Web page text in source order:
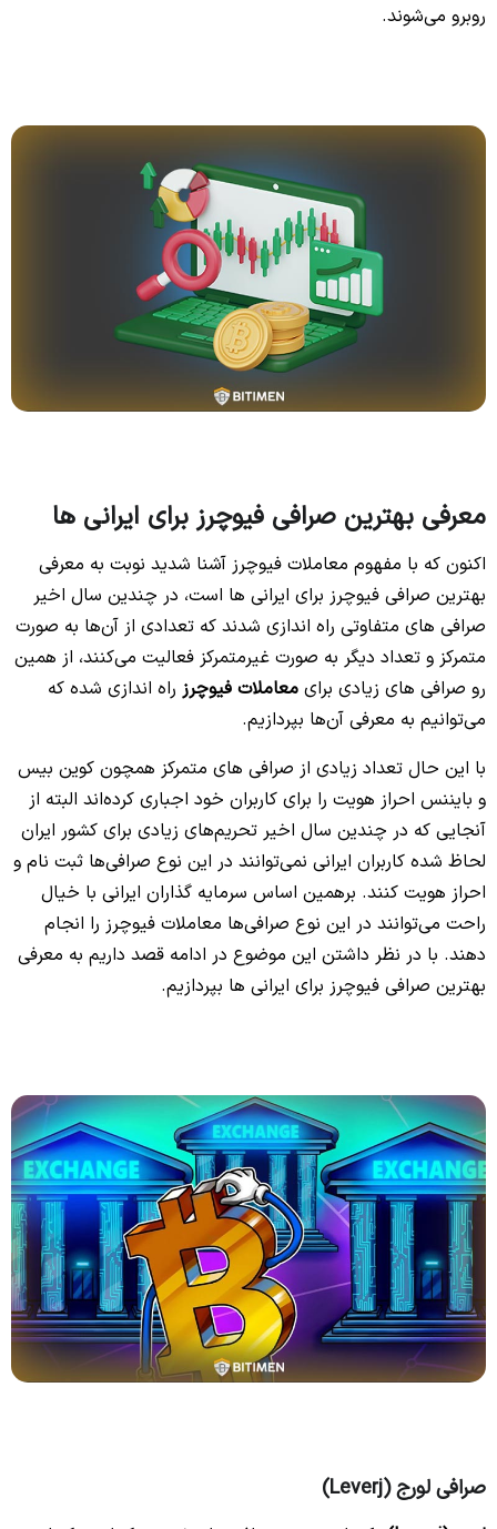
روبرو می‌شوند.
معرفی بهترین صرافی فیوچرز برای ایرانی ها
اکنون که با مفهوم معاملات فیوچرز آشنا شدید نوبت به معرفی
بهترین صرافی فیوچرز برای ایرانی ها است، در چندین سال اخیر
صرافی های متفاوتی راه اندازی شدند که تعدادی از آن‌ها به صورت
متمرکز و تعداد دیگر به صورت غیرمتمرکز فعالیت می‌کنند، از همین
رو صرافی های زیادی برای معاملات فیوچرز راه اندازی شده که
می‌توانیم به معرفی آن‌ها بپردازیم.
با این حال تعداد زیادی از صرافی های متمرکز همچون کوین بیس
و بایننس احراز هویت را برای کاربران خود اجباری کرده‌اند البته از
آنجایی که در چندین سال اخیر تحریم‌های زیادی برای کشور ایران
لحاظ شده کاربران ایرانی نمی‌توانند در این نوع صرافی‌ها ثبت نام و
احراز هویت کنند. برهمین اساس سرمایه گذاران ایرانی با خیال
راحت می‌توانند در این نوع صرافی‌ها معاملات فیوچرز را انجام
دهند. با در نظر داشتن این موضوع در ادامه قصد داریم به معرفی
بهترین صرافی فیوچرز برای ایرانی ها بپردازیم.
صرافی لورج (Leverj)